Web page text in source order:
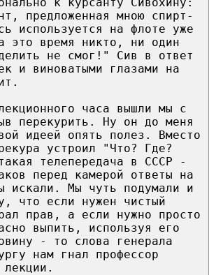
предложенная мною спирт-
используется на флоте уже
это время никто, ни один
не смог!" Сив в ответ
и виноватыми глазами на
часа вышли мы с
перекурить. Ну он до меня
идеей опять полез. Вместо
устроил "Что? Где?
телепередача в СССР -
перед камерой ответы на
искали. Мы чуть подумали и
что если нужен чистый
прав, а если нужно просто
выпить, используя его
- то слова генерала
нам гнал профессор
лекции.